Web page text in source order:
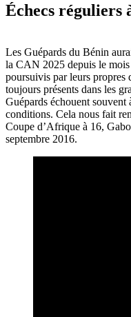
Échecs réguliers
Les Guépards du Bénin
la CAN 2025 depuis le
poursuivis par leurs propres
toujours présents dans les
Guépards échouent souvent
conditions. Cela nous fait
Coupe d’Afrique à 16,
septembre 2016.